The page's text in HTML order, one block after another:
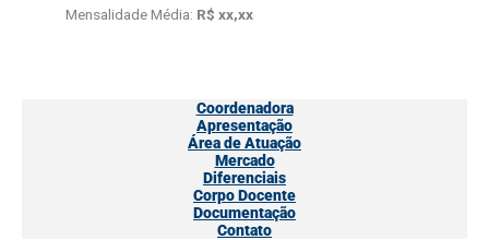
Mensalidade Média: R$ xx,xx
Coordenadora
Apresentação
Área de Atuação
Mercado
Diferenciais
Corpo Docente
Documentação
Contato